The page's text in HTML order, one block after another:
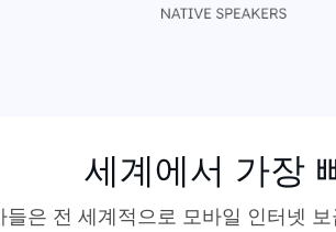
세계에서 가장
들은 전 세계적으로 모바일 인터넷